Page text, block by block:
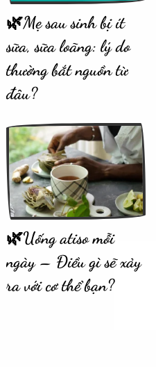
🌿Mẹ sau sinh bị ít
sữa, sữa loãng: lý do
thường bắt nguồn từ
đâu?
🌿Uống atiso mỗi
ngày – Điều gì sẽ xảy
ra với cơ thể bạn?